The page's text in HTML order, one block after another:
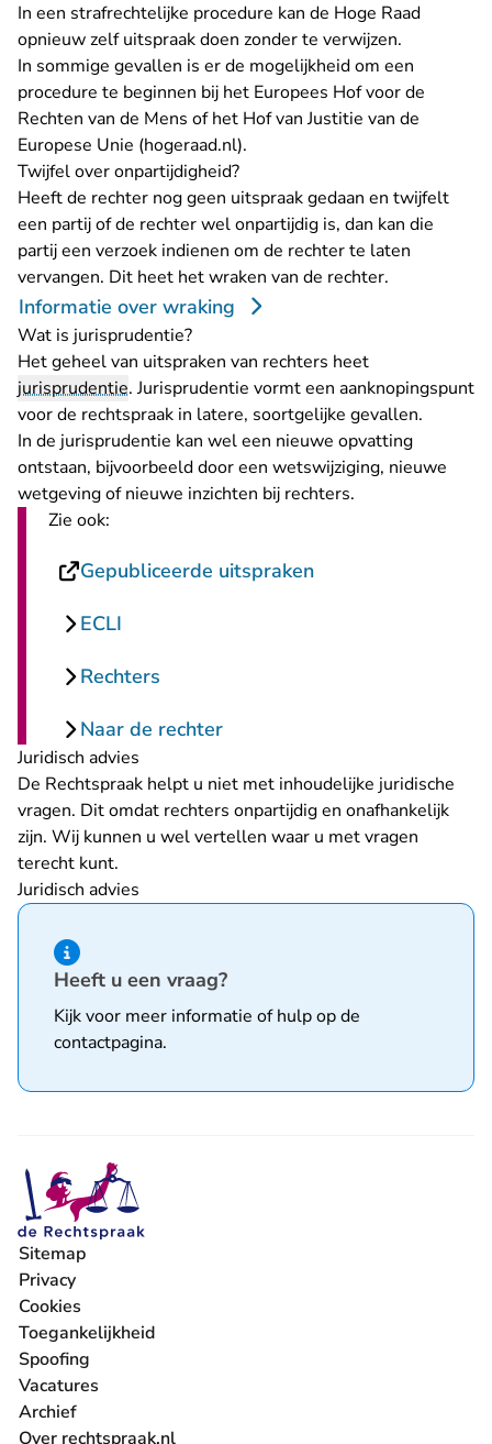
In een strafrechtelijke procedure kan de Hoge Raad
opnieuw zelf uitspraak doen zonder te verwijzen.
In sommige gevallen is er de mogelijkheid om een
procedure te beginnen bij het Europees Hof voor de
Rechten van de Mens of het Hof van Justitie van de
Europese Unie (hogeraad.nl)- U verlaat Rechtspraak.nl
.
Twijfel over onpartijdigheid?
Heeft de rechter nog geen uitspraak gedaan en twijfelt
een partij of de rechter wel onpartijdig is, dan kan die
partij een verzoek indienen om de rechter te laten
vervangen. Dit heet het wraken van de rechter.
Informatie over wraking
Wat is jurisprudentie?
Het geheel van uitspraken van rechters heet
jurisprudentie. Jurisprudentie vormt een aanknopingspunt
voor de rechtspraak in latere, soortgelijke gevallen.
In de jurisprudentie kan wel een nieuwe opvatting
ontstaan, bijvoorbeeld door een wetswijziging, nieuwe
wetgeving of nieuwe inzichten bij rechters.
Zie ook:
Gepubliceerde uitspraken- U verlaat
ECLI
Rechters
Naar de rechter
Juridisch advies
De Rechtspraak helpt u niet met inhoudelijke juridische
vragen. Dit omdat rechters onpartijdig en onafhankelijk
zijn. Wij kunnen u wel vertellen waar u met vragen
terecht kunt.
Juridisch advies
Hint van type informatie
Heeft u een vraag?
Kijk voor meer informatie of hulp op de
contactpagina.
Sitemap
Privacy
Cookies
Toegankelijkheid
Spoofing
Vacatures
- U verlaat Rechtspraak.nl
Archief
Over rechtspraak.nl